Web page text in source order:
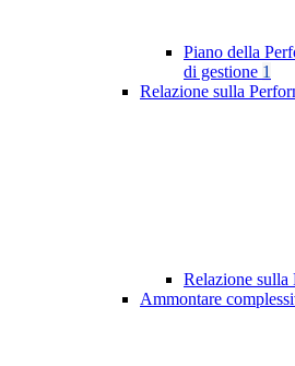
Piano della
di gestione 1
Relazione sulla
Relazione sulla
Ammontare